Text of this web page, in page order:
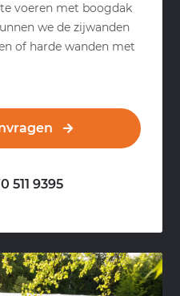
voeren met boogdak
we de zijwanden
of harde wanden met
511 9395